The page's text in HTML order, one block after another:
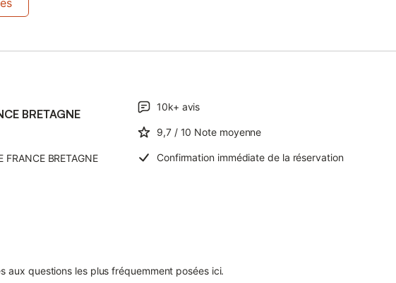
BRETAGNE
BRETAGNE
10k+ avis
9,7 / 10 Note moyenne
Confirmation immédiate de la réservation
aux questions les plus fréquemment posées ici.